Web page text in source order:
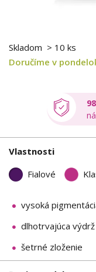
Skladom > 10 ks
Doručíme v
Vlastnosti
Fialové
vysoká
dlhotrvajúca výdrž
šetrné zloženie